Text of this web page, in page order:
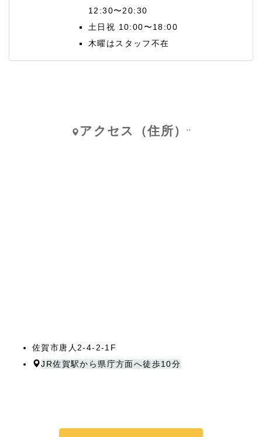
12:30〜20:30
土日祝 10:00〜18:00
木曜はスタッフ不在
アクセス（住所）''
佐賀市唐人2-4-2-1F
JR佐賀駅から県庁方面へ徒歩10分